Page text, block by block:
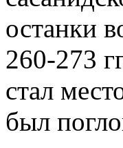
останки
260-273
стал
был